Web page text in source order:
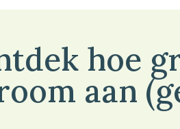
hoe
aan